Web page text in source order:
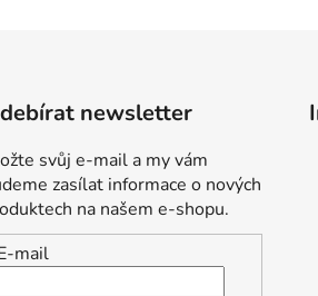
newsletter
svůj e-mail a my vám
zasílat informace o nových
na našem e-shopu.
mail